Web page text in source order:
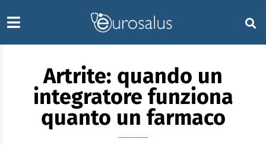
Artrite: quando un
integratore funziona
quanto un farmaco